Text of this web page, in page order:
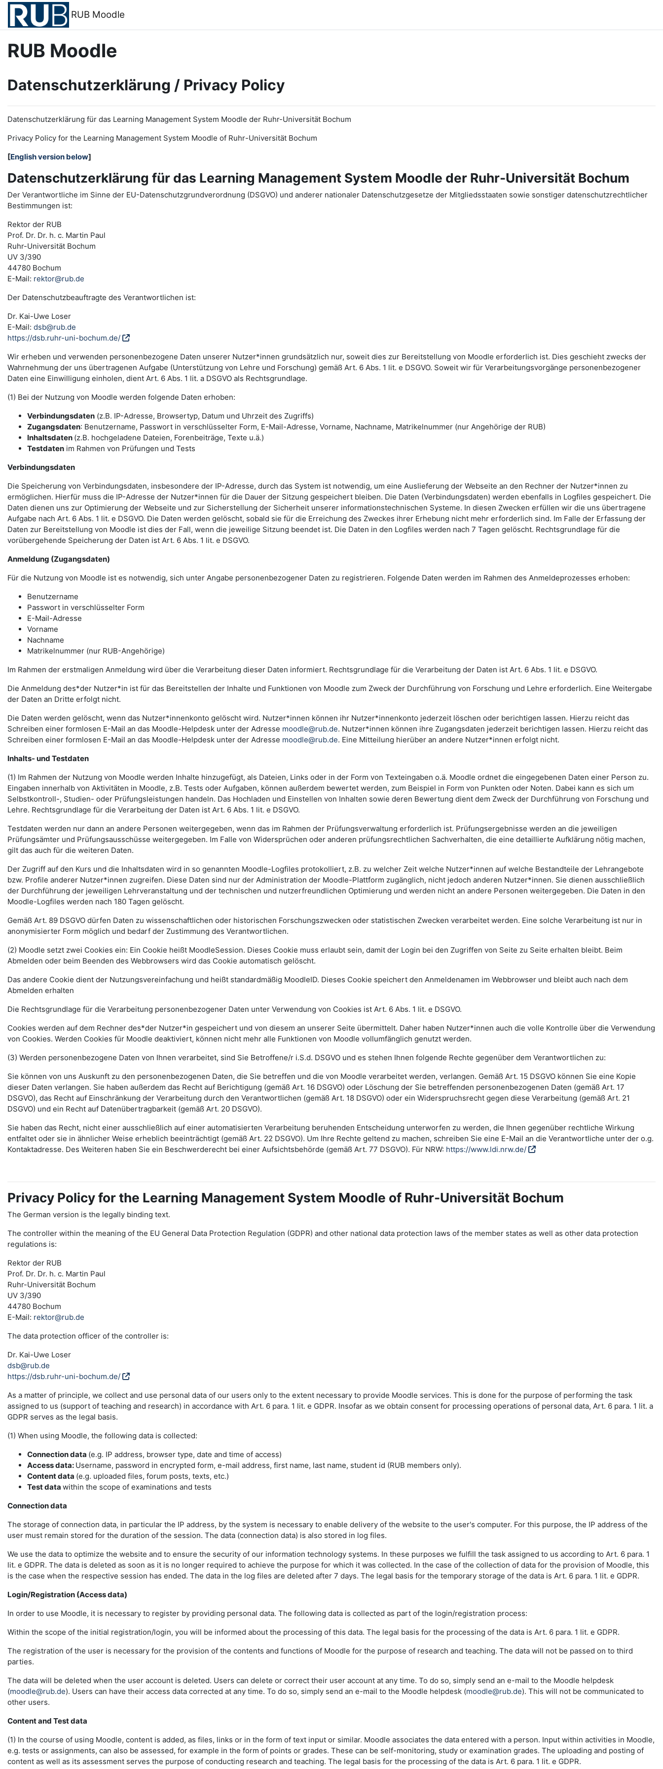
Zum Hauptinhalt
RUB Moodle
RUB Moodle
Datenschutzerklärung / Privacy Policy
Datenschutzerklärung für das Learning Management System Moodle der Ruhr-Universität Bochum
Privacy Policy for the Learning Management System Moodle of Ruhr-Universität Bochum
[English version below]
Datenschutzerklärung für das Learning Management System Moodle der Ruhr-Universität Bochum
Der Verantwortliche im Sinne der EU-Datenschutzgrundverordnung (DSGVO) und anderer nationaler Datenschutzgesetze der Mitgliedsstaaten sowie sonstiger datenschutzrechtlicher
Bestimmungen ist:
Rektor der RUB
Prof. Dr. Dr. h. c. Martin Paul
Ruhr-Universität Bochum
UV 3/390
44780 Bochum
E-Mail: rektor@rub.de
Der Datenschutzbeauftragte des Verantwortlichen ist:
Dr. Kai-Uwe Loser
E-Mail: dsb@rub.de
https://dsb.ruhr-uni-bochum.de/
Wir erheben und verwenden personenbezogene Daten unserer Nutzer*innen grundsätzlich nur, soweit dies zur Bereitstellung von Moodle erforderlich ist. Dies geschieht zwecks der
Wahrnehmung der uns übertragenen Aufgabe (Unterstützung von Lehre und Forschung) gemäß Art. 6 Abs. 1 lit. e DSGVO. Soweit wir für Verarbeitungsvorgänge personenbezogener
Daten eine Einwilligung einholen, dient Art. 6 Abs. 1 lit. a DSGVO als Rechtsgrundlage.
(1) Bei der Nutzung von Moodle werden folgende Daten erhoben:
Verbindungsdaten (z.B. IP-Adresse, Browsertyp, Datum und Uhrzeit des Zugriffs)
Zugangsdaten: Benutzername, Passwort in verschlüsselter Form, E-Mail-Adresse, Vorname, Nachname, Matrikelnummer (nur Angehörige der RUB)
Inhaltsdaten (z.B. hochgeladene Dateien, Forenbeiträge, Texte u.ä.)
Testdaten im Rahmen von Prüfungen und Tests
Verbindungsdaten
Die Speicherung von Verbindungsdaten, insbesondere der IP-Adresse, durch das System ist notwendig, um eine Auslieferung der Webseite an den Rechner der Nutzer*innen zu
ermöglichen. Hierfür muss die IP-Adresse der Nutzer*innen für die Dauer der Sitzung gespeichert bleiben. Die Daten (Verbindungsdaten) werden ebenfalls in Logfiles gespeichert. Die
Daten dienen uns zur Optimierung der Webseite und zur Sicherstellung der Sicherheit unserer informationstechnischen Systeme. In diesen Zwecken erfüllen wir die uns übertragene
Aufgabe nach Art. 6 Abs. 1 lit. e DSGVO. Die Daten werden gelöscht, sobald sie für die Erreichung des Zweckes ihrer Erhebung nicht mehr erforderlich sind. Im Falle der Erfassung der
Daten zur Bereitstellung von Moodle ist dies der Fall, wenn die jeweilige Sitzung beendet ist. Die Daten in den Logfiles werden nach 7 Tagen gelöscht. Rechtsgrundlage für die
vorübergehende Speicherung der Daten ist Art. 6 Abs. 1 lit. e DSGVO.
Anmeldung (Zugangsdaten)
Für die Nutzung von Moodle ist es notwendig, sich unter Angabe personenbezogener Daten zu registrieren. Folgende Daten werden im Rahmen des Anmeldeprozesses erhoben:
Benutzername
Passwort in verschlüsselter Form
E-Mail-Adresse
Vorname
Nachname
Matrikelnummer (nur RUB-Angehörige)
Im Rahmen der erstmaligen Anmeldung wird über die Verarbeitung dieser Daten informiert. Rechtsgrundlage für die Verarbeitung der Daten ist Art. 6 Abs. 1 lit. e DSGVO.
Die Anmeldung des*der Nutzer*in ist für das Bereitstellen der Inhalte und Funktionen von Moodle zum Zweck der Durchführung von Forschung und Lehre erforderlich. Eine Weitergabe
der Daten an Dritte erfolgt nicht.
Die Daten werden gelöscht, wenn das Nutzer*innenkonto gelöscht wird. Nutzer*innen können ihr Nutzer*innenkonto jederzeit löschen oder berichtigen lassen. Hierzu reicht das
Schreiben einer formlosen E-Mail an das Moodle-Helpdesk unter der Adresse moodle@rub.de. Nutzer*innen können ihre Zugangsdaten jederzeit berichtigen lassen. Hierzu reicht das
Schreiben einer formlosen E-Mail an das Moodle-Helpdesk unter der Adresse moodle@rub.de. Eine Mitteilung hierüber an andere Nutzer*innen erfolgt nicht.
Inhalts- und Testdaten
(1) Im Rahmen der Nutzung von Moodle werden Inhalte hinzugefügt, als Dateien, Links oder in der Form von Texteingaben o.ä. Moodle ordnet die eingegebenen Daten einer Person zu.
Eingaben innerhalb von Aktivitäten in Moodle, z.B. Tests oder Aufgaben, können außerdem bewertet werden, zum Beispiel in Form von Punkten oder Noten. Dabei kann es sich um
Selbstkontroll-, Studien- oder Prüfungsleistungen handeln. Das Hochladen und Einstellen von Inhalten sowie deren Bewertung dient dem Zweck der Durchführung von Forschung und
Lehre. Rechtsgrundlage für die Verarbeitung der Daten ist Art. 6 Abs. 1 lit. e DSGVO.
Testdaten werden nur dann an andere Personen weitergegeben, wenn das im Rahmen der Prüfungsverwaltung erforderlich ist. Prüfungsergebnisse werden an die jeweiligen
Prüfungsämter und Prüfungsausschüsse weitergegeben. Im Falle von Widersprüchen oder anderen prüfungsrechtlichen Sachverhalten, die eine detaillierte Aufklärung nötig machen,
gilt das auch für die weiteren Daten.
Der Zugriff auf den Kurs und die Inhaltsdaten wird in so genannten Moodle-Logfiles protokolliert, z.B. zu welcher Zeit welche Nutzer*innen auf welche Bestandteile der Lehrangebote
bzw. Profile anderer Nutzer*innen zugreifen. Diese Daten sind nur der Administration der Moodle-Plattform zugänglich, nicht jedoch anderen Nutzer*innen. Sie dienen ausschließlich
der Durchführung der jeweiligen Lehrveranstaltung und der technischen und nutzerfreundlichen Optimierung und werden nicht an andere Personen weitergegeben. Die Daten in den
Moodle-Logfiles werden nach 180 Tagen gelöscht.
Gemäß Art. 89 DSGVO dürfen Daten zu wissenschaftlichen oder historischen Forschungszwecken oder statistischen Zwecken verarbeitet werden. Eine solche Verarbeitung ist nur in
anonymisierter Form möglich und bedarf der Zustimmung des Verantwortlichen.
(2) Moodle setzt zwei Cookies ein: Ein Cookie heißt MoodleSession. Dieses Cookie muss erlaubt sein, damit der Login bei den Zugriffen von Seite zu Seite erhalten bleibt. Beim
Abmelden oder beim Beenden des Webbrowsers wird das Cookie automatisch gelöscht.
Das andere Cookie dient der Nutzungsvereinfachung und heißt standardmäßig MoodleID. Dieses Cookie speichert den Anmeldenamen im Webbrowser und bleibt auch nach dem
Abmelden erhalten
Die Rechtsgrundlage für die Verarbeitung personenbezogener Daten unter Verwendung von Cookies ist Art. 6 Abs. 1 lit. e DSGVO.
Cookies werden auf dem Rechner des*der Nutzer*in gespeichert und von diesem an unserer Seite übermittelt. Daher haben Nutzer*innen auch die volle Kontrolle über die Verwendung
von Cookies. Werden Cookies für Moodle deaktiviert, können nicht mehr alle Funktionen von Moodle vollumfänglich genutzt werden.
(3) Werden personenbezogene Daten von Ihnen verarbeitet, sind Sie Betroffene/r i.S.d. DSGVO und es stehen Ihnen folgende Rechte gegenüber dem Verantwortlichen zu:
Sie können von uns Auskunft zu den personenbezogenen Daten, die Sie betreffen und die von Moodle verarbeitet werden, verlangen. Gemäß Art. 15 DSGVO können Sie eine Kopie
dieser Daten verlangen. Sie haben außerdem das Recht auf Berichtigung (gemäß Art. 16 DSGVO) oder Löschung der Sie betreffenden personenbezogenen Daten (gemäß Art. 17
DSGVO), das Recht auf Einschränkung der Verarbeitung durch den Verantwortlichen (gemäß Art. 18 DSGVO) oder ein Widerspruchsrecht gegen diese Verarbeitung (gemäß Art. 21
DSGVO) und ein Recht auf Datenübertragbarkeit (gemäß Art. 20 DSGVO).
Sie haben das Recht, nicht einer ausschließlich auf einer automatisierten Verarbeitung beruhenden Entscheidung unterworfen zu werden, die Ihnen gegenüber rechtliche Wirkung
entfaltet oder sie in ähnlicher Weise erheblich beeinträchtigt (gemäß Art. 22 DSGVO). Um Ihre Rechte geltend zu machen, schreiben Sie eine E-Mail an die Verantwortliche unter der o.g.
Kontaktadresse. Des Weiteren haben Sie ein Beschwerderecht bei einer Aufsichtsbehörde (gemäß Art. 77 DSGVO). Für NRW: https://www.ldi.nrw.de/
Privacy Policy for the Learning Management System Moodle of Ruhr-Universität Bochum
The German version is the legally binding text.
The controller within the meaning of the EU General Data Protection Regulation (GDPR) and other national data protection laws of the member states as well as other data protection
regulations is:
Rektor der RUB
Prof. Dr. Dr. h. c. Martin Paul
Ruhr-Universität Bochum
UV 3/390
44780 Bochum
E-Mail: rektor@rub.de
The data protection officer of the controller is:
Dr. Kai-Uwe Loser
dsb@rub.de
https://dsb.ruhr-uni-bochum.de/
As a matter of principle, we collect and use personal data of our users only to the extent necessary to provide Moodle services. This is done for the purpose of performing the task
assigned to us (support of teaching and research) in accordance with Art. 6 para. 1 lit. e GDPR. Insofar as we obtain consent for processing operations of personal data, Art. 6 para. 1 lit. a
GDPR serves as the legal basis.
(1) When using Moodle, the following data is collected:
Connection data (e.g. IP address, browser type, date and time of access)
Access data: Username, password in encrypted form, e-mail address, first name, last name, student id (RUB members only).
Content data (e.g. uploaded files, forum posts, texts, etc.)
Test data within the scope of examinations and tests
Connection data
The storage of connection data, in particular the IP address, by the system is necessary to enable delivery of the website to the user's computer. For this purpose, the IP address of the
user must remain stored for the duration of the session. The data (connection data) is also stored in log files.
We use the data to optimize the website and to ensure the security of our information technology systems. In these purposes we fulfill the task assigned to us according to Art. 6 para. 1
lit. e GDPR. The data is deleted as soon as it is no longer required to achieve the purpose for which it was collected. In the case of the collection of data for the provision of Moodle, this
is the case when the respective session has ended. The data in the log files are deleted after 7 days. The legal basis for the temporary storage of the data is Art. 6 para. 1 lit. e GDPR.
Login/Registration (Access data)
In order to use Moodle, it is necessary to register by providing personal data. The following data is collected as part of the login/registration process:
Within the scope of the initial registration/login, you will be informed about the processing of this data. The legal basis for the processing of the data is Art. 6 para. 1 lit. e GDPR.
The registration of the user is necessary for the provision of the contents and functions of Moodle for the purpose of research and teaching. The data will not be passed on to third
parties.
The data will be deleted when the user account is deleted. Users can delete or correct their user account at any time. To do so, simply send an e-mail to the Moodle helpdesk
(moodle@rub.de). Users can have their access data corrected at any time. To do so, simply send an e-mail to the Moodle helpdesk (moodle@rub.de). This will not be communicated to
other users.
Content and Test data
(1) In the course of using Moodle, content is added, as files, links or in the form of text input or similar. Moodle associates the data entered with a person. Input within activities in Moodle,
e.g. tests or assignments, can also be assessed, for example in the form of points or grades. These can be self-monitoring, study or examination grades. The uploading and posting of
content as well as its assessment serves the purpose of conducting research and teaching. The legal basis for the processing of the data is Art. 6 para. 1 lit. e GDPR.